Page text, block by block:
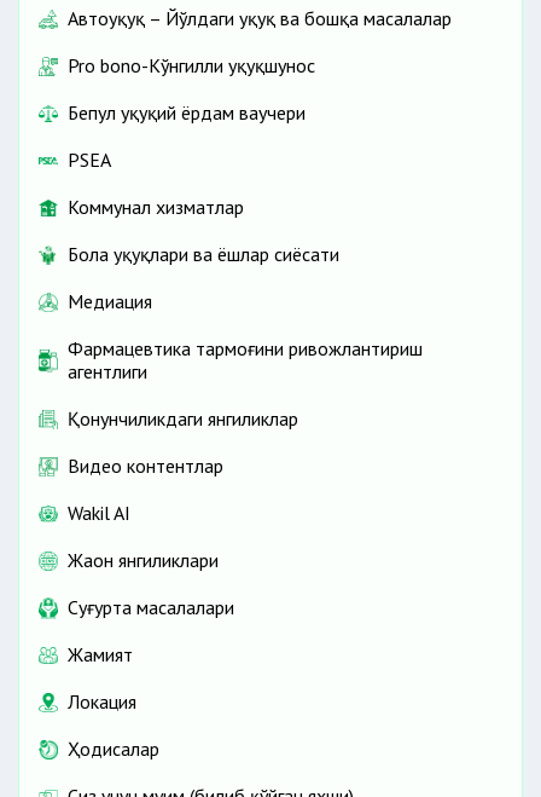
Автоҳуқуқ – Йўлдаги ҳуқуқ ва бошқа масалалар
Pro bono-Кўнгилли ҳуқуқшунос
Бепул ҳуқуқий ёрдам ваучери
PSEA
Коммунал хизматлар
Бола ҳуқуқлари ва ёшлар сиёсати
Медиация
Фармацевтика тармоғини ривожлантириш
агентлиги
Қонунчиликдаги янгиликлар
Видео контентлар
Wakil AI
Жаҳон янгиликлари
Cуғурта масалалари
Жамият
Локация
Ҳодисалар